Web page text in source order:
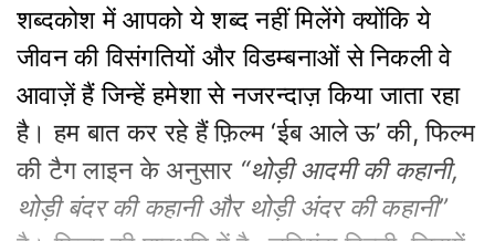
शब्दकोश में आपको ये शब्द नहीं मिलेंगे क्योंकि ये
जीवन की विसंगतियों और विडम्बनाओं से निकली वे
आवाज़ें हैं जिन्हें हमेशा से नजरन्दाज़ किया जाता रहा
है। हम बात कर रहे हैं फ़िल्म ‘ईब आले ऊ’ की, फिल्म
की टैग लाइन के अनुसार “थोड़ी आदमी की कहानी,
थोड़ी बंदर की कहानी और थोड़ी अंदर की कहानी”